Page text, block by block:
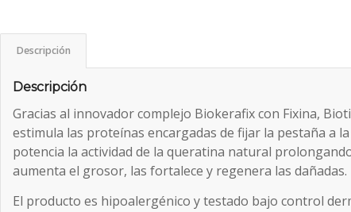
Descripción
Descripción
Gracias al innovador complejo Biokerafix con Fixina,
estimula las proteínas encargadas de fijar la pestaña a
potencia la actividad de la queratina natural
aumenta el grosor, las fortalece y regenera las dañadas.
El producto es hipoalergénico y testado bajo control